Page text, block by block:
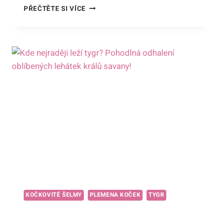
PŘEČTĚTE SI VÍCETYGR
VLASTNÍHO
KRÁLE
DŽUNGLE!
KOČKOVITÉ ŠELMY PLEMENA KOČEK TYGR